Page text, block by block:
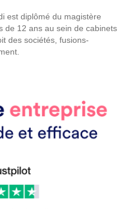
est diplômé du magistère
de 12 ans au sein de cabinets
des sociétés, fusions-